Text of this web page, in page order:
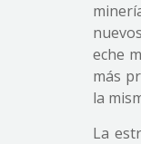
eche
más
la
La